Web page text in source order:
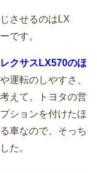
させるのはLX
です。
クサスLX570のほ
運転のしやすさ、
えて。トヨタの営
ションを付けたほ
車なので、そっち
た。